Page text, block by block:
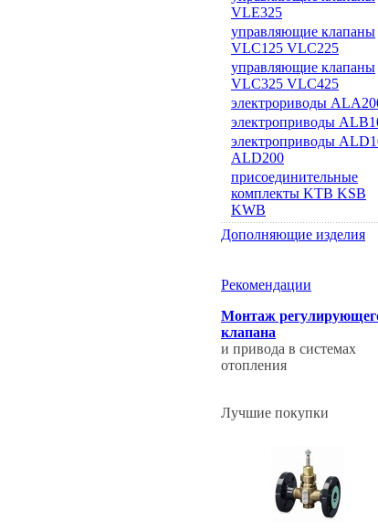
VLE325
управляющие клапаны
VLC125 VLC225
управляющие клапаны
VLC325 VLC425
электрориводы
электроприводы
электроприводы
ALD200
присоединительные
комплекты KTB KSB
KWB
Дополняющие изделия
Рекомендации
Монтаж
клапана
и привода в системах
отопления
Лучшие покупки